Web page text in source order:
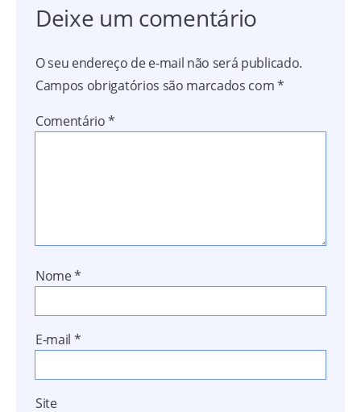
Deixe um comentário
O seu endereço de e-mail não será publicado.
Campos obrigatórios são marcados com*
Comentário*
Nome*
E-mail *
Site